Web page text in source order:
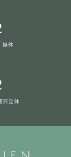
無休
日定休